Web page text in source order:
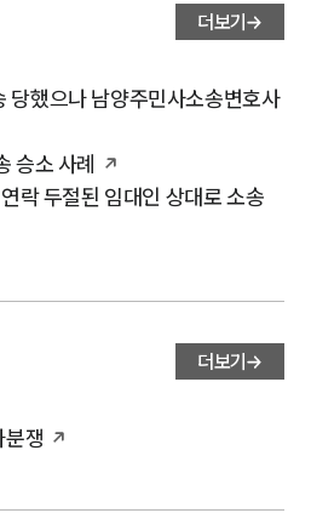
더보기
당했으나 남양주민사소송변호사
승소 사례
락 두절된 임대인 상대로 소송
더보기
분쟁